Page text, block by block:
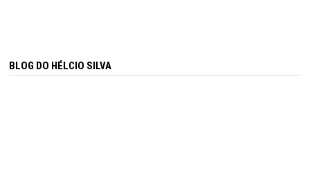
BLOG DO HÉLCIO SILVA